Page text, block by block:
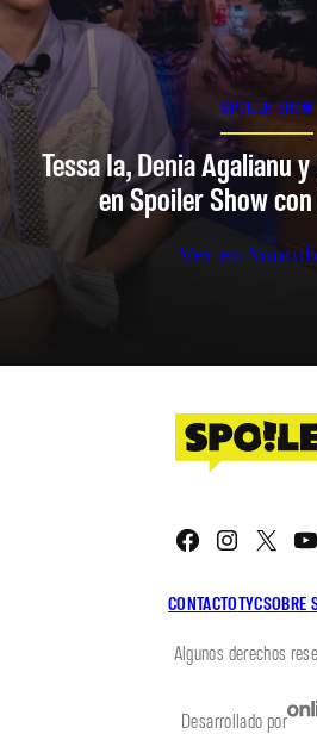
SPOILER SHOW
Tessa Ia, Denia Agalianu
en Spoiler Show
Ver en
CONTACTOTYCSOBRE
Facebook
X
Algunos derechos
Desarrollado por